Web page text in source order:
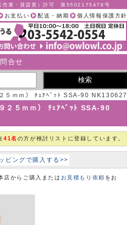
売業・賃貸業）許可 第5502175478号
個人情報保護方針
配送・納期
お支払い
合せ
ｍｍ） ﾁｪｱﾍﾞｯﾄ SSA-90 NK130627
[個] オリバー
５ｍｍ） ﾁｪｱﾍﾞｯﾄ SSA-90
41名 の方が検討リストに登録しています。
ピングで購入する>>
店からご購入または お見積もり依頼 をお